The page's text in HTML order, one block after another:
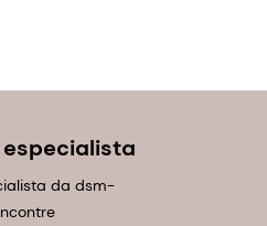
especialista
da dsm-